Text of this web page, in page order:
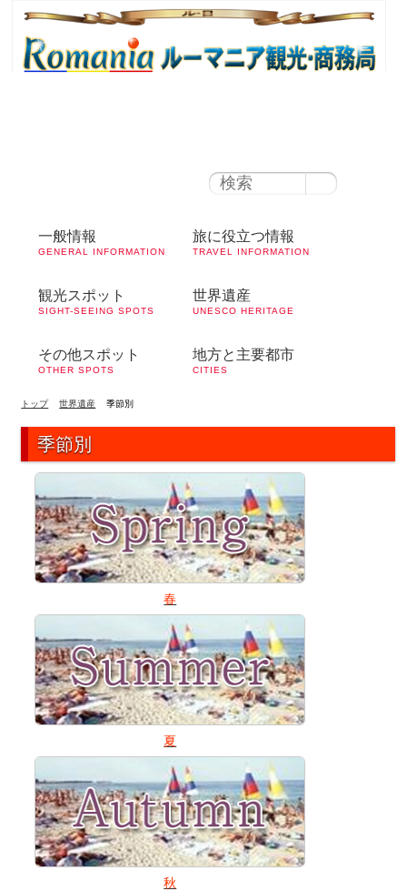
一般情報
GENERAL INFORMATION
旅に役立つ情報
TRAVEL INFORMATION
観光スポット
SIGHT-SEEING SPOTS
世界遺産
UNESCO HERITAGE
その他スポット
OTHER SPOTS
地方と主要都市
CITIES
トップ 世界遺産 季節別
季節別
春
夏
秋